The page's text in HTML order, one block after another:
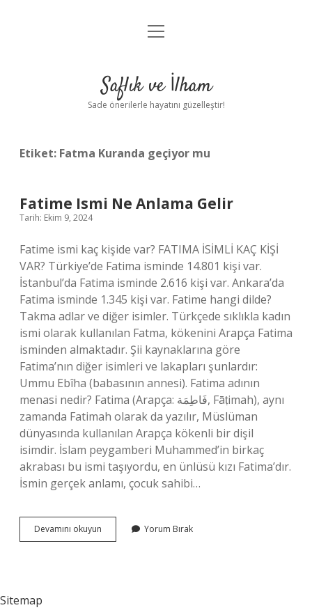
Anasayfa
Yasal Uyarı
menüyü
Saflık ve İlham
Sade önerilerle hayatını güzelleştir!
Etiket: Fatma Kuranda geçiyor mu
Fatime Ismi Ne Anlama Gelir
Tarih: Ekim 9, 2024
Fatime ismi kaç kişide var? FATIMA İSİMLİ KAÇ KİŞİ
VAR? Türkiye’de Fatima isminde 14.801 kişi var.
İstanbul’da Fatima isminde 2.616 kişi var. Ankara’da
Fatima isminde 1.345 kişi var. Fatime hangi dilde?
Takma adlar ve diğer isimler. Türkçede sıklıkla kadın
ismi olarak kullanılan Fatma, kökenini Arapça Fatima
isminden almaktadır. Şii kaynaklarına göre
Fatima’nın diğer isimleri ve lakapları şunlardır:
Ummu Ebîha (babasının annesi). Fatima adının
menasi nedir? Fatima (Arapça: فَاطِمَة‎, Fāṭimah), aynı
zamanda Fatimah olarak da yazılır, Müslüman
dünyasında kullanılan Arapça kökenli bir dişil
isimdir. İslam peygamberi Muhammed’in birkaç
akrabası bu ismi taşıyordu, en ünlüsü kızı Fatima’dır.
İsmin gerçek anlamı, çocuk sahibi…
Devamını okuyun
Ismi
Yorum Bırak
Sitemap